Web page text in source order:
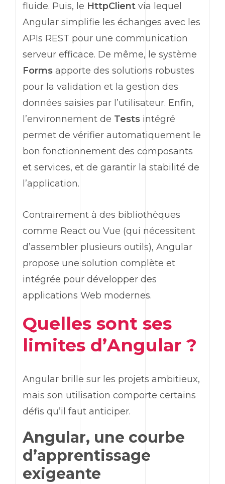
fluide. Puis, le HttpClient via lequel
Angular simplifie les échanges avec les
APIs REST pour une communication
serveur efficace. De même, le système
Forms apporte des solutions robustes
pour la validation et la gestion des
données saisies par l’utilisateur. Enfin,
l’environnement de Tests intégré
permet de vérifier automatiquement le
bon fonctionnement des composants
et services, et de garantir la stabilité de
l’application.
Contrairement à des bibliothèques
comme React ou Vue (qui nécessitent
d’assembler plusieurs outils), Angular
propose une solution complète et
intégrée pour développer des
applications Web modernes.
Quelles sont ses
limites d’Angular ?
Angular brille sur les projets ambitieux,
mais son utilisation comporte certains
défis qu’il faut anticiper.
Angular, une courbe
d’apprentissage
exigeante